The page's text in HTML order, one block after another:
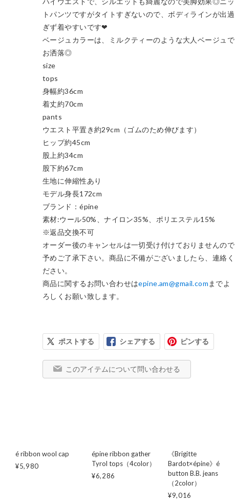
トパンツですがタイトすぎないので、ボディラインが出過
ぎず着やすいです❤︎
ベージュカラーは、ミルクティーのような大人ベージュで
お洒落◎
size
tops
身幅約36cm
着丈約70cm
pants
ウエスト平置き約29cm（ゴムのため伸びます）
ヒップ約45cm
股上約34cm
股下約67cm
生地に伸縮性あり
モデル身長172cm
ブランド：épine
素材:ウール50%、ナイロン35%、ポリエステル15%
※返品交換不可
オーダー後のキャンセルは一切受け付けておりませんので
予めご了承下さい。商品に不備がございましたら、連絡く
ださい。
商品に関するお問い合わせはepine.am@gmail.com までよ
ポストする シェアする ピンする
このアイテムについて問い合わせる
é ribbon wool cap
¥5,980
épine ribbon gather
Tyrol tops（4color）
¥6,286
《Brigitte
Bardot×épine》é
button B.B. jeans
（2color）
¥9,016